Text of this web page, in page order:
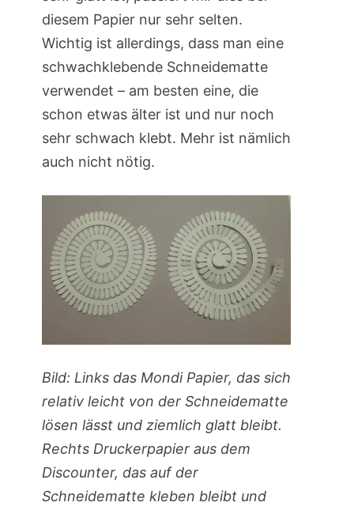
diesem Papier nur sehr selten.
Wichtig ist allerdings, dass man eine
schwachklebende Schneidematte
verwendet – am besten eine, die
schon etwas älter ist und nur noch
sehr schwach klebt. Mehr ist nämlich
auch nicht nötig.
Bild: Links das Mondi Papier, das sich
relativ leicht von der Schneidematte
lösen lässt und ziemlich glatt bleibt.
Rechts Druckerpapier aus dem
Discounter, das auf der
Schneidematte kleben bleibt und